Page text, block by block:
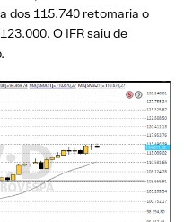
dos 115.740 retomaria o
O IFR saiu de